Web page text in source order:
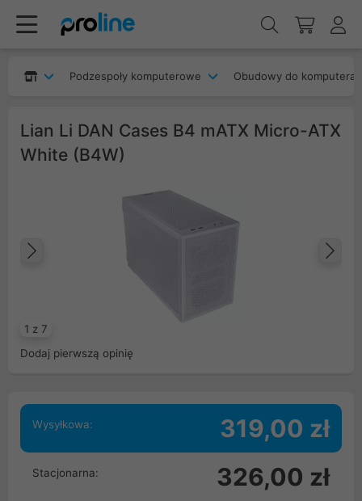
Podzespoły komputerowe Obudowy do komputera
Lian Li DAN Cases B4 mATX Micro-ATX
White (B4W)
1 z 7
Poprzedni
Dodaj pierwszą opinię
Wysyłkowa: 319,00 zł
Stacjonarna: 326,00 zł